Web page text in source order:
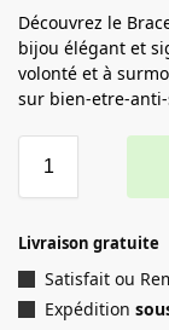
Découvrez le
bijou élégant et
volonté et à
sur bien-etre-
Livraison gratuite
Satisfait ou
Expédition